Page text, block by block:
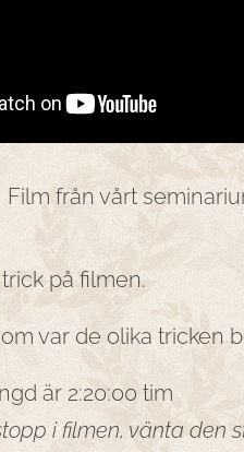
Film från vårt
på filmen.
var de olika tricken
är 2:20:00 tim
i filmen, vänta den